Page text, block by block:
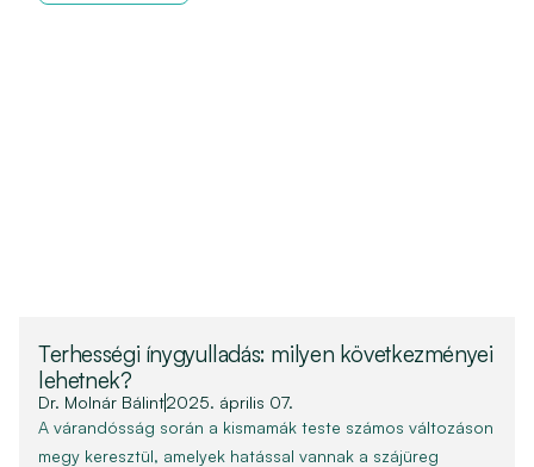
Terhességi ínygyulladás: milyen következményei
lehetnek?
Dr. Molnár Bálint2025. április 07.
A várandósság során a kismamák teste számos változáson
megy keresztül, amelyek hatással vannak a szájüreg